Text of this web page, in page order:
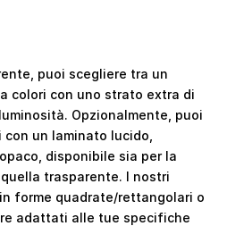
puoi scegliere tra un
colori con uno strato extra di
Opzionalmente, puoi
un laminato lucido,
disponibile sia per la
trasparente. I nostri
forme quadrate/rettangolari o
adattati alle tue specifiche